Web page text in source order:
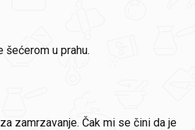
šećerom u prahu.
zamrzavanje. Čak mi se čini da je